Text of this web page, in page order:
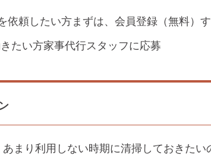
依頼したい方まずは、会員登録（無料）
たい方家事代行スタッフに応募
まり利用しない時期に清掃しておきた